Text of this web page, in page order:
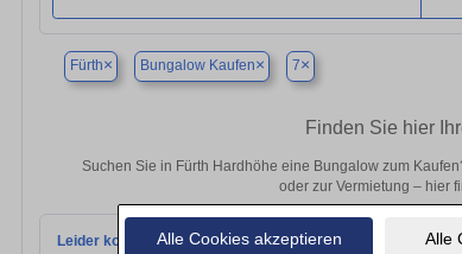
Alle Cookies akzeptieren Alle
Fürth× Bungalow Kaufen× 7×
Finden Sie hier
Suchen Sie in Fürth Hardhöhe eine Bungalow zum
oder zur Vermietung – hier
Leider konnten wir derzeit keine passenden Objekte finden.